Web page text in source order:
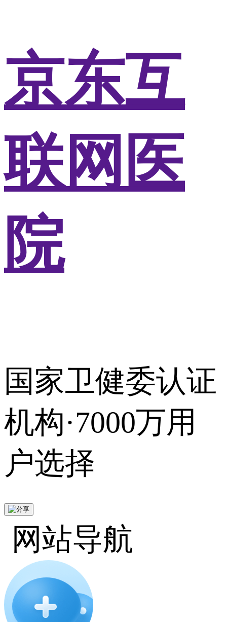
京东互
联网医
院
国家卫健委认证
机构·7000万用
户选择
网站导航